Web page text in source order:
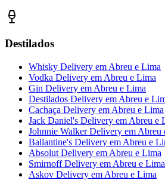
Destilados
Whisky Delivery em Abreu e Lima
Vodka Delivery em Abreu e Lima
Gin Delivery em Abreu e Lima
Destilados Delivery em Abreu e
Cachaça Delivery em Abreu e Lima
Jack Daniel's Delivery em Abreu e
Johnnie Walker Delivery em Abreu
Ballantine's Delivery em Abreu e
Absolut Delivery em Abreu e Lima
Smirnoff Delivery em Abreu e Lima
Askov Delivery em Abreu e Lima